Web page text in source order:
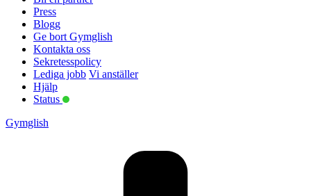
Press
Blogg
Ge bort Gymglish
Kontakta oss
Sekretesspolicy
Lediga jobb Vi anställer
Hjälp
Status
Gymglish